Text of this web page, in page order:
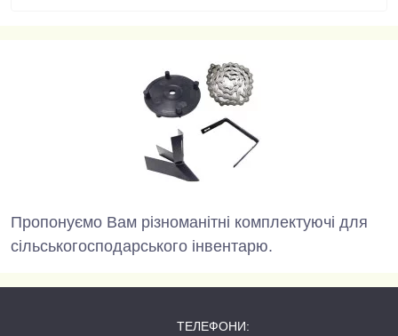
Пропонуємо Вам різноманітні комплектуючі для
сільськогосподарського інвентарю.
ТЕЛЕФОНИ: